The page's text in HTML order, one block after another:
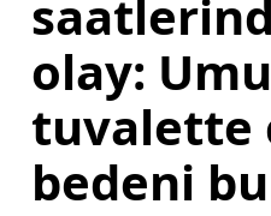
olay:
tuvalette
bedeni